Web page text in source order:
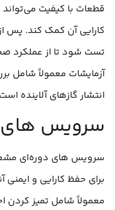
قطعات با کیفیت
کارایی آن کمک کند. پس
تست شود تا از عملکرد
آزمایشات معمولاً شامل
انتشار گازهای آلاینده
سرویس‌
سرویس‌ های دوره‌ای
برای حفظ کارایی و
معمولاً شامل تمیز کردن